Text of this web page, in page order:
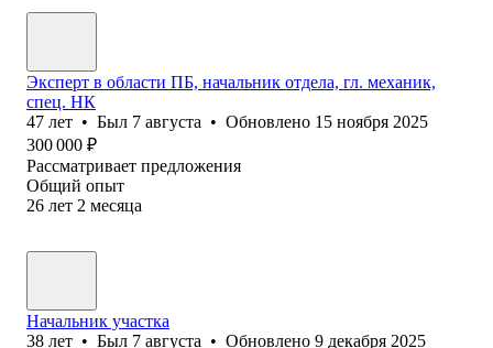
Эксперт в области ПБ, начальник отдела, гл. механик,
спец. НК
47 лет • Был 7 августа • Обновлено 15 ноября 2025
300 000 ₽
Рассматривает предложения
Общий опыт
26 лет 2 месяца
Начальник участка
38 лет • Был 7 августа • Обновлено 9 декабря 2025